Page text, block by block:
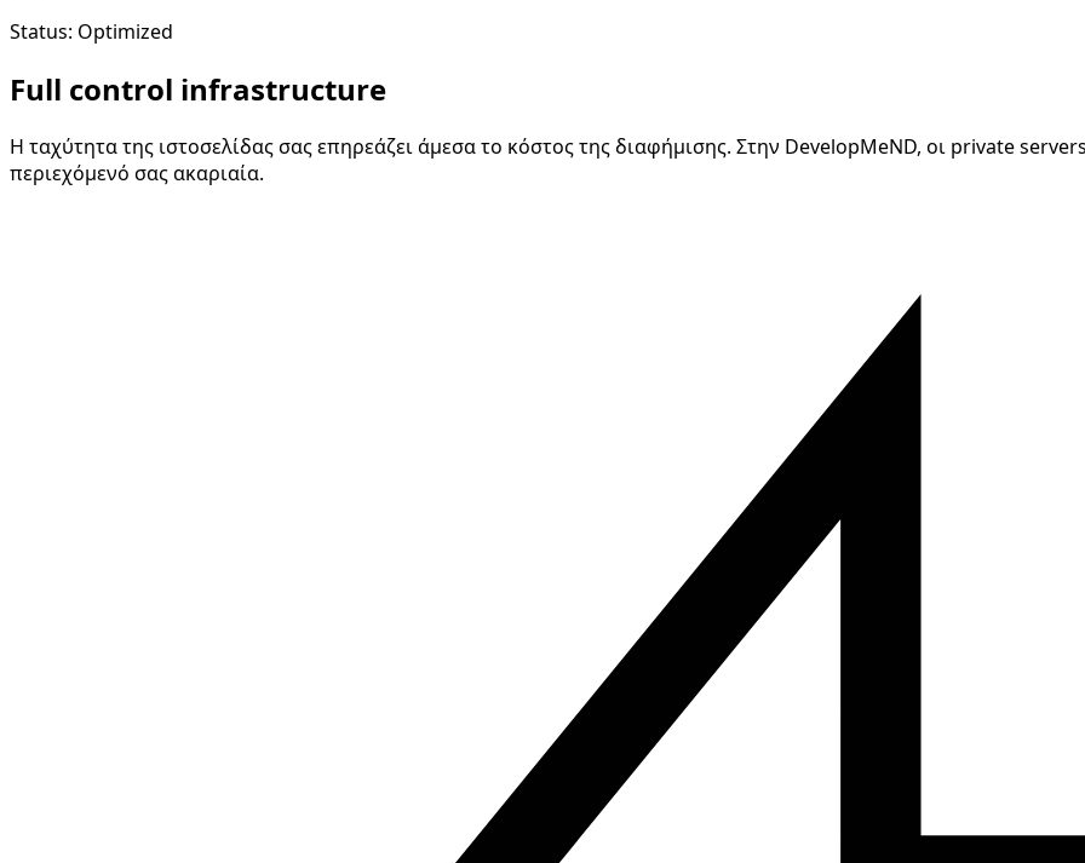
Status: Optimized
Full control infrastructure
Η ταχύτητα της ιστοσελίδας σας επηρεάζει άμεσα το κόστος της διαφήμισης. Στην DevelopMeND, οι private
περιεχόμενό σας ακαριαία.